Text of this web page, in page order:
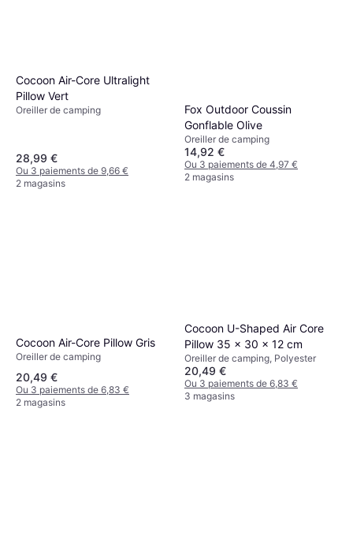
Cocoon Air-Core Ultralight
Pillow Vert
Oreiller de camping
28,99 €
Ou 3 paiements de 9,66 €
2 magasins
Fox Outdoor Coussin
Gonflable Olive
Oreiller de camping
14,92 €
Ou 3 paiements de 4,97 €
2 magasins
Cocoon Air-Core Pillow Gris
Oreiller de camping
20,49 €
Ou 3 paiements de 6,83 €
2 magasins
Cocoon U-Shaped Air Core
Pillow 35 x 30 x 12 cm
Oreiller de camping, Polyester
20,49 €
Ou 3 paiements de 6,83 €
3 magasins